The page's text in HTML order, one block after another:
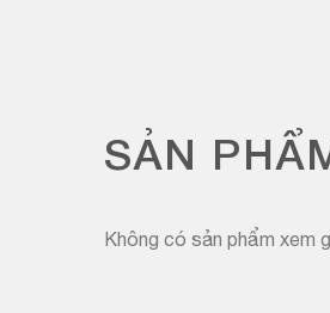
SẢN
Không có sản phẩm xem